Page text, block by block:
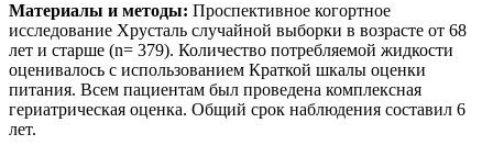
Материалы и методы: Проспективное когортное
исследование Хрусталь случайной выборки в возрасте от 68
лет и старше (n= 379). Количество потребляемой жидкости
оценивалось с использованием Краткой шкалы оценки
питания. Всем пациентам был проведена комплексная
гериатрическая оценка. Общий срок наблюдения составил 6
лет.